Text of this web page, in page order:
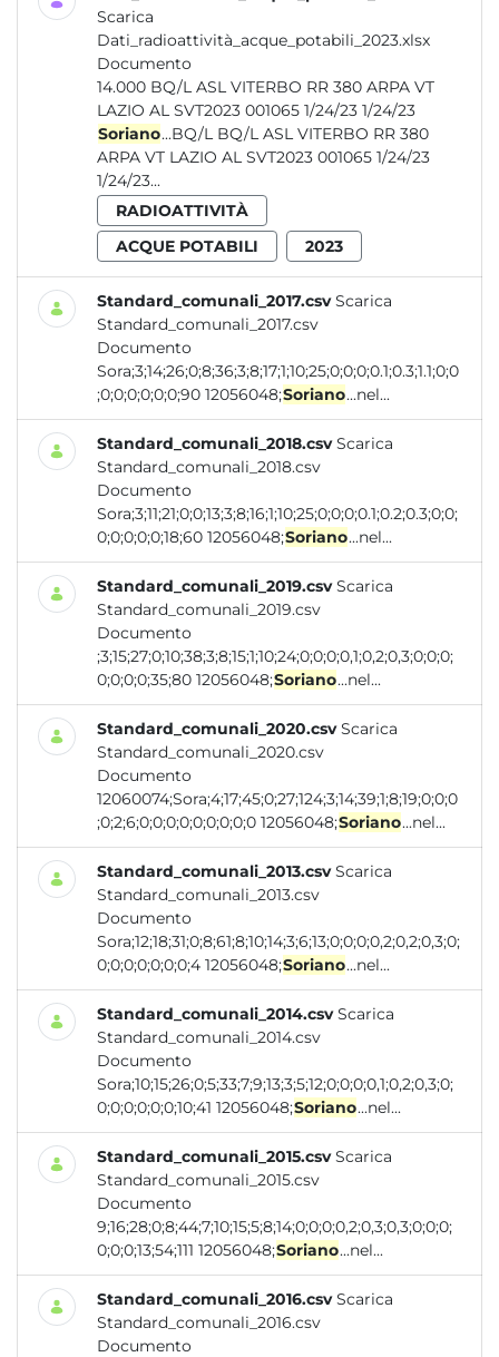
Scarica
Dati_radioattività_acque_potabili_2023.xlsx
Documento
14.000 BQ/L ASL VITERBO RR 380 ARPA VT
LAZIO AL SVT2023 001065 1/24/23 1/24/23
Soriano...BQ/L BQ/L ASL VITERBO RR 380
ARPA VT LAZIO AL SVT2023 001065 1/24/23
1/24/23...
RADIOATTIVITÀ
ACQUE POTABILI
2023
Standard_comunali_2017.csv Scarica
Standard_comunali_2017.csv
Documento
Sora;3;14;26;0;8;36;3;8;17;1;10;25;0;0;0;0.1;0.3;1.1;0;0
;0;0;0;0;0;0;90 12056048;Soriano...nel...
Standard_comunali_2018.csv Scarica
Standard_comunali_2018.csv
Documento
Sora;3;11;21;0;0;13;3;8;16;1;10;25;0;0;0;0.1;0.2;0.3;0;0;
0;0;0;0;0;18;60 12056048;Soriano...nel...
Standard_comunali_2019.csv Scarica
Standard_comunali_2019.csv
Documento
;3;15;27;0;10;38;3;8;15;1;10;24;0;0;0;0,1;0,2;0,3;0;0;0;
0;0;0;0;35;80 12056048;Soriano...nel...
Standard_comunali_2020.csv Scarica
Standard_comunali_2020.csv
Documento
12060074;Sora;4;17;45;0;27;124;3;14;39;1;8;19;0;0;0
;0;2;6;0;0;0;0;0;0;0;0;0 12056048;Soriano...nel...
Standard_comunali_2013.csv Scarica
Standard_comunali_2013.csv
Documento
Sora;12;18;31;0;8;61;8;10;14;3;6;13;0;0;0;0,2;0,2;0,3;0;
0;0;0;0;0;0;0;4 12056048;Soriano...nel...
Standard_comunali_2014.csv Scarica
Standard_comunali_2014.csv
Documento
Sora;10;15;26;0;5;33;7;9;13;3;5;12;0;0;0;0,1;0,2;0,3;0;
0;0;0;0;0;0;10;41 12056048;Soriano...nel...
Standard_comunali_2015.csv Scarica
Standard_comunali_2015.csv
Documento
9;16;28;0;8;44;7;10;15;5;8;14;0;0;0;0,2;0,3;0,3;0;0;0;
0;0;0;13;54;111 12056048;Soriano...nel...
Standard_comunali_2016.csv Scarica
Standard_comunali_2016.csv
Documento